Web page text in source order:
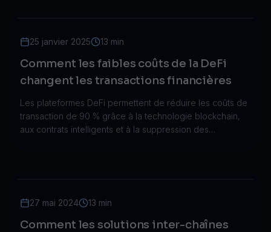
25 janvier 2025 13 min
Comment les faibles coûts de la DeFi
changent les transactions financières
Les plateformes DeFi permettent de réduire les coûts de
transaction de 90 % grâce à la technologie blockchain,
aux contrats intelligents et à la suppression des
27 mai 2024 13 min
Comment les solutions inter-chaînes